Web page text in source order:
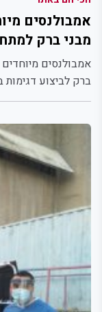
אמבולנסים
מבני ברק
אמבולנסים
ברק לביצוע